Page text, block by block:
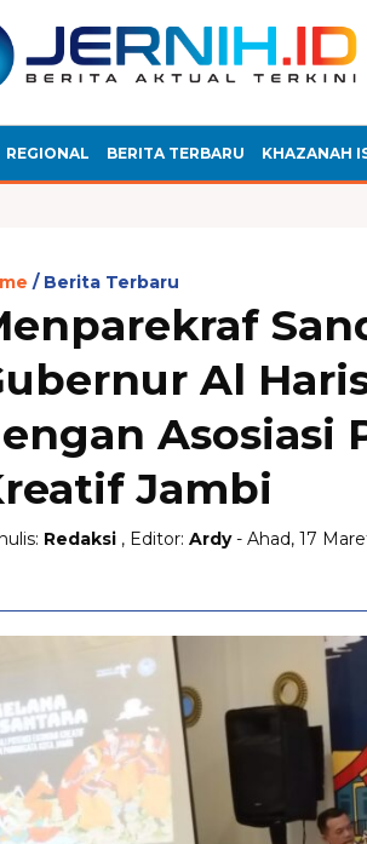
REGIONAL BERITA TERBARU KHAZANAH
Berita Terbaru
Al
Asosiasi
Jambi
Redaksi , Editor: Ardy- Ahad, 17